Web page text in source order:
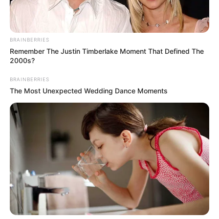
Según trascendió, la mujer lesionada para impedir el
hurto se abalanzó y desarmó a uno de los asaltantes, la
BRAINBERRIES
Remember The Justin Timberlake Moment That Defined The
2000s?
BRAINBERRIES
The Most Unexpected Wedding Dance Moments